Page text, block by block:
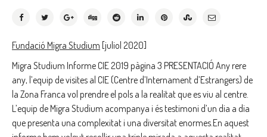
Fundació Migra Studium [juliol 2020]
Migra Studium Informe CIE 2019 pàgina 3 PRESENTACIÓ Any rere
any, l’equip de visites al CIE (Centre d’Internament d’Estrangers) de
la Zona Franca vol prendre el pols a la realitat que es viu al centre.
L’equip de Migra Studium acompanya i és testimoni d’un dia a dia
que presenta una complexitat i una diversitat enormes.En aquest